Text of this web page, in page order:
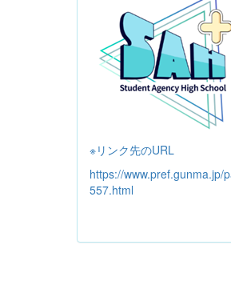
※リンク先のURL
https://www.pref.gunma.jp/
557.html